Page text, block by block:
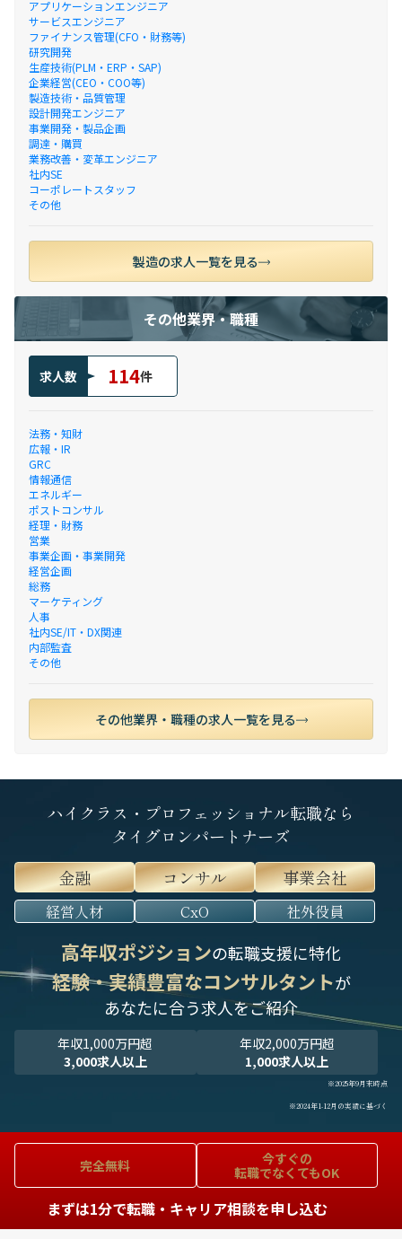
アプリケーションエンジニア
サービスエンジニア
ファイナンス管理(CFO・財務等)
研究開発
生産技術(PLM・ERP・SAP)
企業経営(CEO・COO等)
製造技術・品質管理
設計開発エンジニア
事業開発・製品企画
調達・購買
業務改善・変革エンジニア
社内SE
コーポレートスタッフ
その他
製造の求人一覧を見る
その他業界・職種
求人数 114件
法務・知財
広報・IR
GRC
情報通信
エネルギー
ポストコンサル
経理・財務
営業
事業企画・事業開発
経営企画
総務
マーケティング
人事
社内SE/IT・DX関連
内部監査
その他
その他業界・職種の求人一覧を見る
ハイクラス・プロフェッショナル転職なら
タイグロンパートナーズ
金融
コンサル 事業会社
経営人材 CxO 社外役員
高年収ポジションの転職支援に特化
経験・実績豊富なコンサルタントが
あなたに合う求人をご紹介
年収1,000万円超
3,000求人以上
年収2,000万円超
1,000求人以上
※2025年9月末時点
※2024年1-12月の実績に基づく
完全無料
今すぐの
転職でなくてもOK
まずは1分で転職・キャリア相談を申し込む